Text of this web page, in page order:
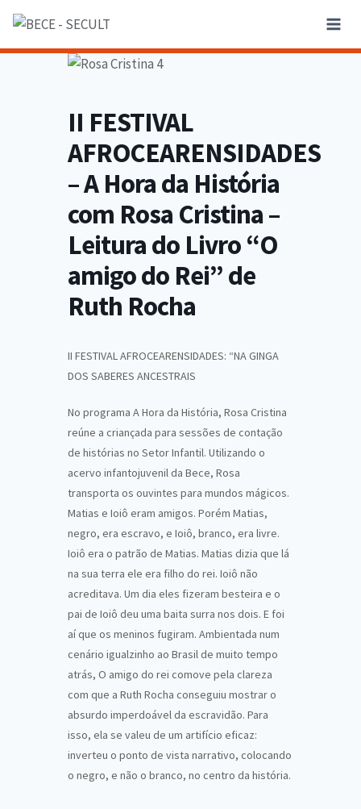
II FESTIVAL
AFROCEARENSIDADES
– A Hora da História
com Rosa Cristina –
Leitura do Livro “O
amigo do Rei” de
Ruth Rocha
II FESTIVAL AFROCEARENSIDADES: “NA GINGA
DOS SABERES ANCESTRAIS
No programa A Hora da História, Rosa Cristina
reúne a criançada para sessões de contação
de histórias no Setor Infantil. Utilizando o
acervo infantojuvenil da Bece, Rosa
transporta os ouvintes para mundos mágicos.
Matias e Ioiô eram amigos. Porém Matias,
negro, era escravo, e Ioiô, branco, era livre.
Ioiô era o patrão de Matias. Matias dizia que lá
na sua terra ele era filho do rei. Ioiô não
acreditava. Um dia eles fizeram besteira e o
pai de Ioiô deu uma baita surra nos dois. E foi
aí que os meninos fugiram. Ambientada num
cenário igualzinho ao Brasil de muito tempo
atrás, O amigo do rei comove pela clareza
com que a Ruth Rocha conseguiu mostrar o
absurdo imperdoável da escravidão. Para
isso, ela se valeu de um artifício eficaz:
inverteu o ponto de vista narrativo, colocando
o negro, e não o branco, no centro da história.